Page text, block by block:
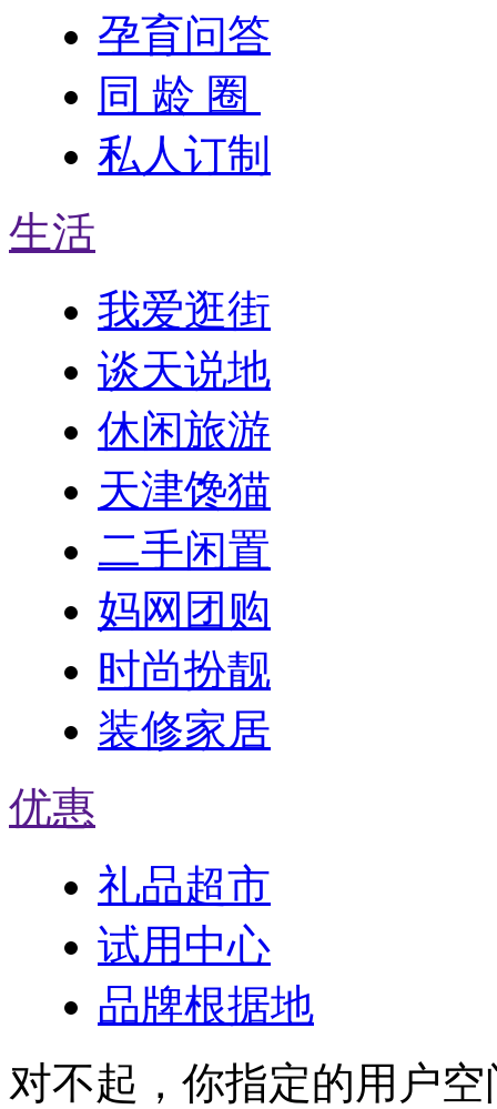
孕育问答
同 龄 圈
私人订制
生活
我爱逛街
谈天说地
休闲旅游
天津馋猫
二手闲置
妈网团购
时尚扮靓
装修家居
优惠
礼品超市
试用中心
品牌根据地
对不起，你指定的用户